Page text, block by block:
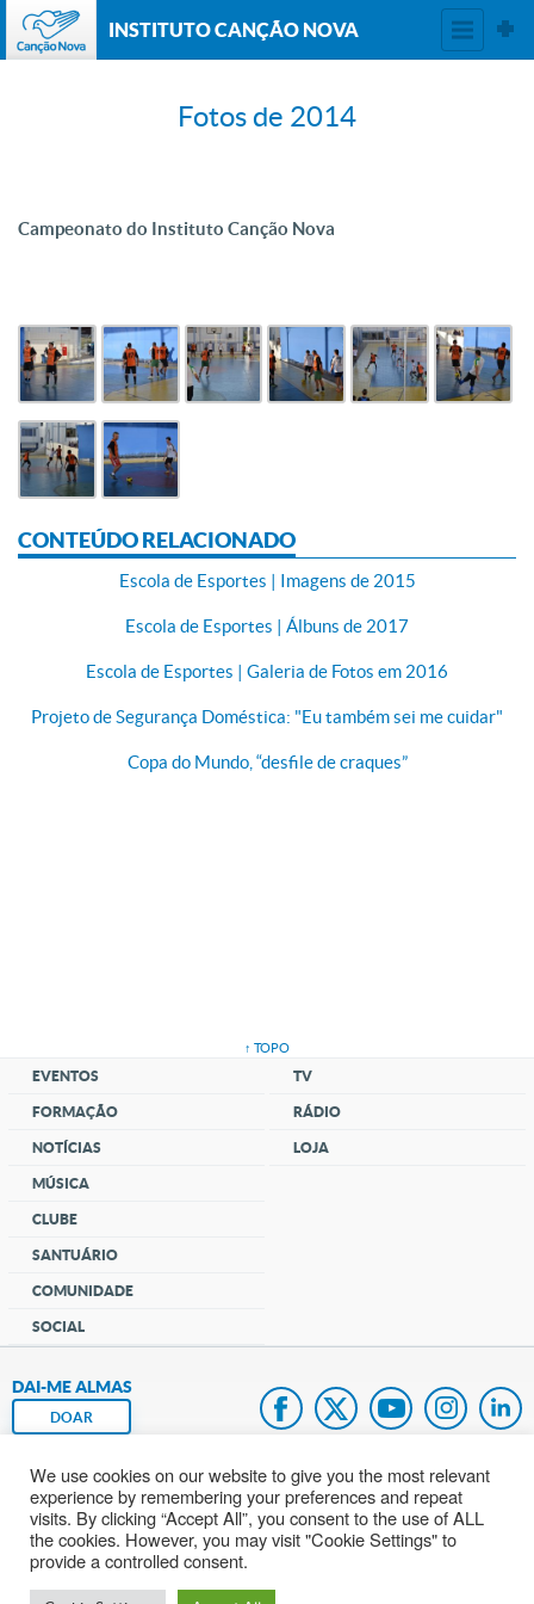
INSTITUTO CANÇÃO NOVA
Fotos de 2014
Campeonato do Instituto Canção Nova
CONTEÚDO RELACIONADO
Escola de Esportes | Imagens de 2015
Escola de Esportes | Álbuns de 2017
Escola de Esportes | Galeria de Fotos em 2016
Projeto de Segurança Doméstica: "Eu também sei me cuidar"
Copa do Mundo, “desfile de craques”
↑ TOPO
EVENTOS
FORMAÇÃO
NOTÍCIAS
MÚSICA
CLUBE
SANTUÁRIO
COMUNIDADE
SOCIAL
TV
RÁDIO
LOJA
DAI-ME ALMAS
DOAR
Fundação João Paulo II
Mapa do site
Internacional
We use cookies on our website to give you the most relevant
experience by remembering your preferences and repeat
visits. By clicking “Accept All”, you consent to the use of ALL
the cookies. However, you may visit "Cookie Settings" to
provide a controlled consent.